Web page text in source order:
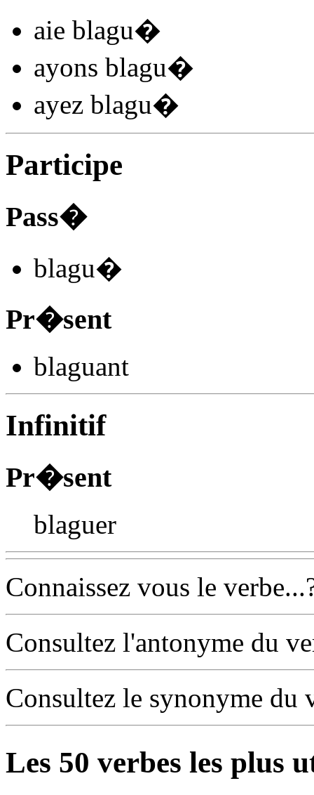
aie blagu�
ayons blagu�
ayez blagu�
Participe
Pass�
blagu�
Pr�sent
blaguant
Infinitif
Pr�sent
blaguer
Connaissez vous le
Consultez l'antonyme du
Consultez le synonyme du
Les 50 verbes les plus